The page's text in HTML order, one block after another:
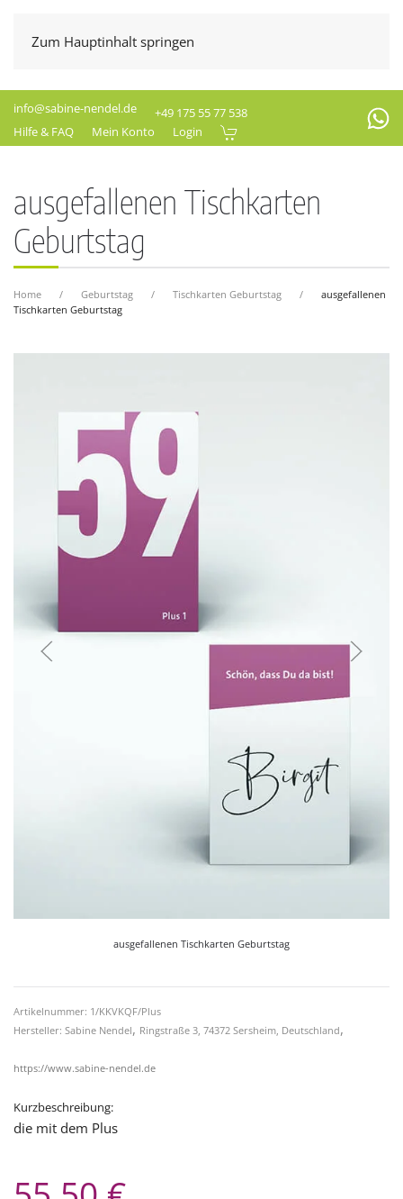
Zum Hauptinhalt springen
info@sabine-nendel.de
+49 175 55 77 538
Hilfe & FAQ
Mein Konto Login
ausgefallenen Tischkarten
Geburtstag
Home Geburtstag Tischkarten Geburtstag
ausgefallenen
Tischkarten Geburtstag
ausgefallenen Tischkarten Geburtstag
Artikelnummer: 1/KKVKQF/Plus
Hersteller: Sabine Nendel, Ringstraße 3, 74372 Sersheim, Deutschland,
https://www.sabine-nendel.de
Kurzbeschreibung:
die mit dem Plus